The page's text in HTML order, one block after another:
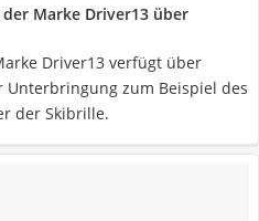
Marke Driver13 über
Driver13 verfügt über
Unterbringung zum Beispiel des
der Skibrille.